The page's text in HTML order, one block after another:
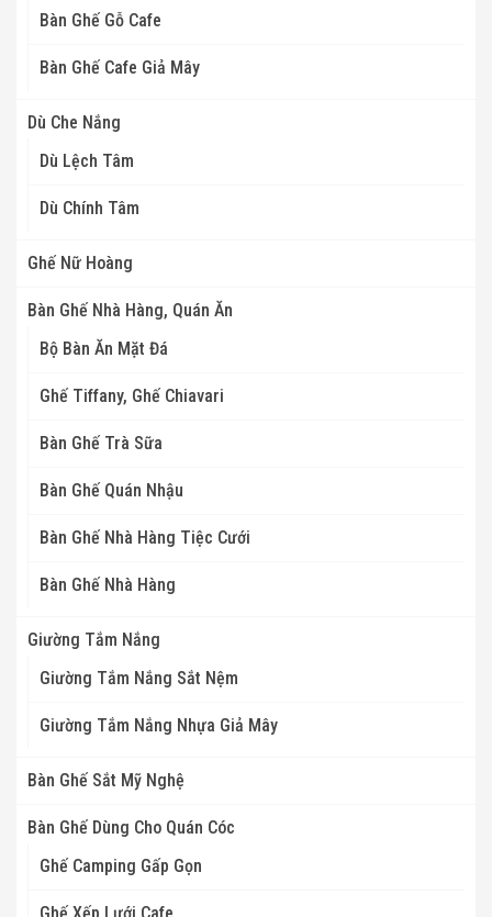
Bàn Ghế Gỗ Cafe
Bàn Ghế Cafe Giả Mây
Dù Che Nắng
Dù Lệch Tâm
Dù Chính Tâm
Ghế Nữ Hoàng
Bàn Ghế Nhà Hàng, Quán Ăn
Bộ Bàn Ăn Mặt Đá
Ghế Tiffany, Ghế Chiavari
Bàn Ghế Trà Sữa
Bàn Ghế Quán Nhậu
Bàn Ghế Nhà Hàng Tiệc Cưới
Bàn Ghế Nhà Hàng
Giường Tắm Nắng
Giường Tắm Nắng Sắt Nệm
Giường Tắm Nắng Nhựa Giả Mây
Bàn Ghế Sắt Mỹ Nghệ
Bàn Ghế Dùng Cho Quán Cóc
Ghế Camping Gấp Gọn